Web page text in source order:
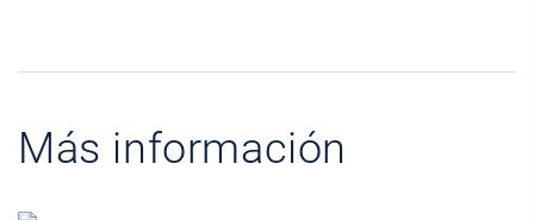
Más información